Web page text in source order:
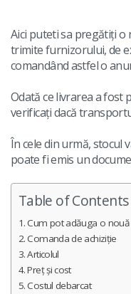
Aici puteti sa pregătiți o
trimite furnizorului, de
comandând astfel o
Odată ce livrarea a fost
verificați dacă
În cele din urmă, stocul
poate fi emis un
Table of Contents
Cum pot adăuga o
Comanda de achiziție
Articolul
Preț și cost
Costul debarcat